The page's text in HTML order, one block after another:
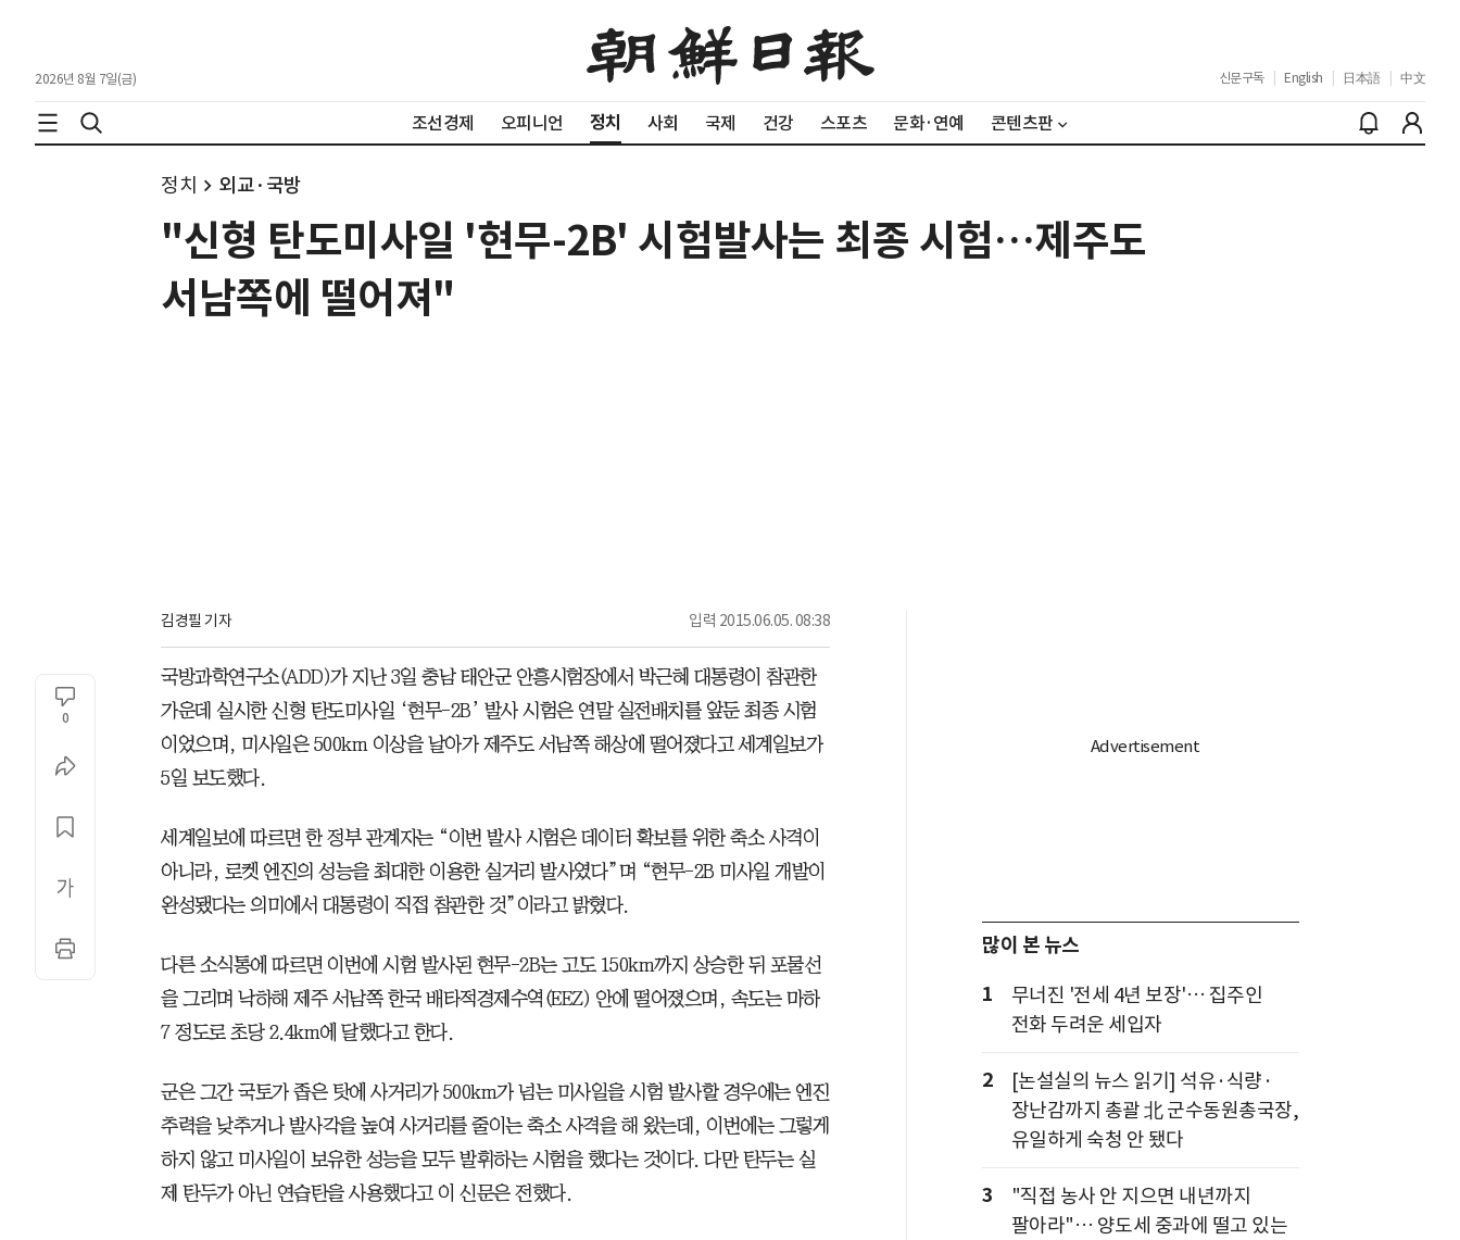
2026년 8월 7일(금) 신문구독 English 日本語 中文
조선경제 오피니언 정치 사회 국제 건강 스포츠 문화·연예 콘텐츠판
정치 외교·국방
"신형 탄도미사일 '현무-2B' 시험발사는 최종 시험…제주도
서남쪽에 떨어져"
김경필 기자 입력 2015.06.05. 08:38
0
국방과학연구소(ADD)가 지난 3일 충남 태안군 안흥시험장에서 박근혜 대통령이 참관한
가운데 실시한 신형 탄도미사일 ‘현무-2B’ 발사 시험은 연말 실전배치를 앞둔 최종 시험
이었으며, 미사일은 500km 이상을 날아가 제주도 서남쪽 해상에 떨어졌다고 세계일보가
5일 보도했다.
세계일보에 따르면 한 정부 관계자는 “이번 발사 시험은 데이터 확보를 위한 축소 사격이
아니라, 로켓 엔진의 성능을 최대한 이용한 실거리 발사였다”며 “현무-2B 미사일 개발이
완성됐다는 의미에서 대통령이 직접 참관한 것”이라고 밝혔다.
다른 소식통에 따르면 이번에 시험 발사된 현무-2B는 고도 150km까지 상승한 뒤 포물선
을 그리며 낙하해 제주 서남쪽 한국 배타적경제수역(EEZ) 안에 떨어졌으며, 속도는 마하
7 정도로 초당 2.4km에 달했다고 한다.
군은 그간 국토가 좁은 탓에 사거리가 500km가 넘는 미사일을 시험 발사할 경우에는 엔진
추력을 낮추거나 발사각을 높여 사거리를 줄이는 축소 사격을 해 왔는데, 이번에는 그렇게
하지 않고 미사일이 보유한 성능을 모두 발휘하는 시험을 했다는 것이다. 다만 탄두는 실
제 탄두가 아닌 연습탄을 사용했다고 이 신문은 전했다.
많이 본 뉴스
1
무너진 '전세 4년 보장'… 집주인
전화 두려운 세입자
2
[논설실의 뉴스 읽기] 석유·식량·
장난감까지 총괄 北 군수동원총국장,
유일하게 숙청 안 됐다
3
"직접 농사 안 지으면 내년까지
팔아라"… 양도세 중과에 떨고 있는